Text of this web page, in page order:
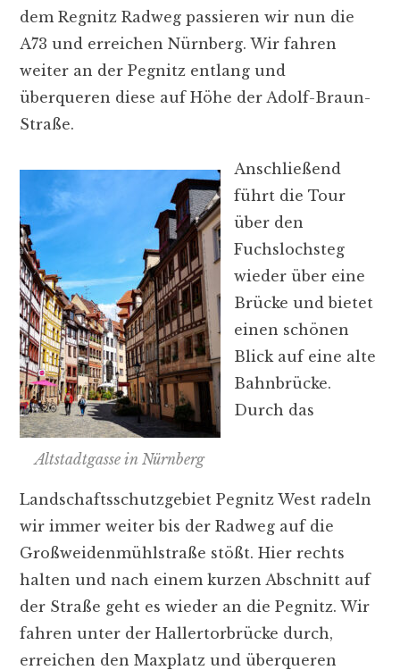
dem Regnitz Radweg passieren wir nun die
A73 und erreichen Nürnberg. Wir fahren
weiter an der Pegnitz entlang und
überqueren diese auf Höhe der Adolf-Braun-
Straße.
Altstadtgasse in Nürnberg
Anschließend
führt die Tour
über den
Fuchslochsteg
wieder über eine
Brücke und bietet
einen schönen
Blick auf eine alte
Bahnbrücke.
Durch das
Landschaftsschutzgebiet Pegnitz West radeln
wir immer weiter bis der Radweg auf die
Großweidenmühlstraße stößt. Hier rechts
halten und nach einem kurzen Abschnitt auf
der Straße geht es wieder an die Pegnitz. Wir
fahren unter der Hallertorbrücke durch,
erreichen den Maxplatz und überqueren